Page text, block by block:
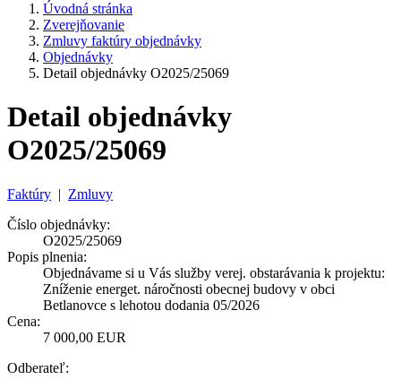
Úvodná stránka
Zverejňovanie
Zmluvy faktúry objednávky
Objednávky
Detail objednávky O2025/25069
Detail objednávky
O2025/25069
Faktúry | Zmluvy
Číslo objednávky:
O2025/25069
Popis plnenia:
Objednávame si u Vás služby verej. obstarávania k projektu:
Zníženie energet. náročnosti obecnej budovy v obci
Betlanovce s lehotou dodania 05/2026
Cena:
7 000,00 EUR
Odberateľ: